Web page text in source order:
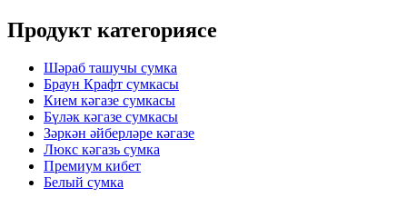
Продукт категориясе
Шәраб ташучы сумка
Браун Крафт сумкасы
Кием кәгазе сумкасы
Бүләк кәгазе сумкасы
Зәркән әйберләре кәгазе
Люкс кәгазь сумка
Премиум кибет
Белый сумка